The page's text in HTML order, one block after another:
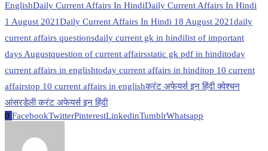
EnglishDaily Current Affairs In HindiDaily Current Affairs In Hindi
1 August 2021Daily Current Affairs In Hindi 18 August 2021daily
current affairs questionsdaily current gk in hindilist of important
days Augustquestion of current affairsstatic gk pdf in hinditoday
current affairs in englishtoday current affairs in hinditop 10 current
affairstop 10 current affairs in englishकरंट अफेयर्स इन हिंदी क्वेश्चन
आंसरडेली करंट अफेयर्स इन हिंदी
0 FacebookTwitterPinterestLinkedinTumblrWhatsapp